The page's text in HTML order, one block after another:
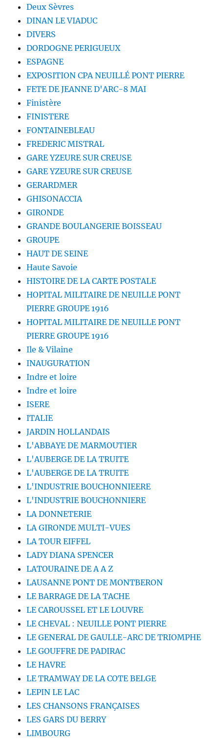
Deux Sèvres
DINAN LE VIADUC
DIVERS
DORDOGNE PERIGUEUX
ESPAGNE
EXPOSITION CPA NEUILLÉ PONT PIERRE
FETE DE JEANNE D'ARC-8 MAI
Finistère
FINISTERE
FONTAINEBLEAU
FREDERIC MISTRAL
GARE YZEURE SUR CREUSE
GARE YZEURE SUR CREUSE
GERARDMER
GHISONACCIA
GIRONDE
GRANDE BOULANGERIE BOISSEAU
GROUPE
HAUT DE SEINE
Haute Savoie
HISTOIRE DE LA CARTE POSTALE
HOPITAL MILITAIRE DE NEUILLE PONT
PIERRE GROUPE 1916
HOPITAL MILITAIRE DE NEUILLE PONT
PIERRE GROUPE 1916
Ile & Vilaine
INAUGURATION
Indre et loire
Indre et loire
ISERE
ITALIE
JARDIN HOLLANDAIS
L'ABBAYE DE MARMOUTIER
L'AUBERGE DE LA TRUITE
L'AUBERGE DE LA TRUITE
L'INDUSTRIE BOUCHONNIEERE
L'INDUSTRIE BOUCHONNIERE
LA DONNETERIE
LA GIRONDE MULTI-VUES
LA TOUR EIFFEL
LADY DIANA SPENCER
LATOURAINE DE A A Z
LAUSANNE PONT DE MONTBERON
LE BARRAGE DE LA TACHE
LE CAROUSSEL ET LE LOUVRE
LE CHEVAL : NEUILLE PONT PIERRE
LE GENERAL DE GAULLE-ARC DE TRIOMPHE
LE GOUFFRE DE PADIRAC
LE HAVRE
LE TRAMWAY DE LA COTE BELGE
LEPIN LE LAC
LES CHANSONS FRANÇAISES
LES GARS DU BERRY
LIMBOURG